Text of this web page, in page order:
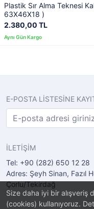
Size daha iyi bir alışveriş
(cookies) kullanıyoruz.
Plastik Sır Alma Teknesi
63X46X18 )
2.380,00 TL
E-POSTA LİSTESİNE
İLETİŞİM
Tel: +90 (282) 650 12 28
Adres: Şeyh Sinan, Fazıl
Çorlu/Tekirdağ